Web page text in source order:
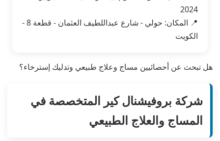
2024
📍 المكان: حولي - شارع عبداللطيف العثمان - قطعة 8 -
الكويت
هل تبحث عن أحصائيين مساج وعلاج طبيعي وتدليك إسترخاء؟
شركة بروفيشنال كير المتخصصة في
المساج والعلاج الطبيعي